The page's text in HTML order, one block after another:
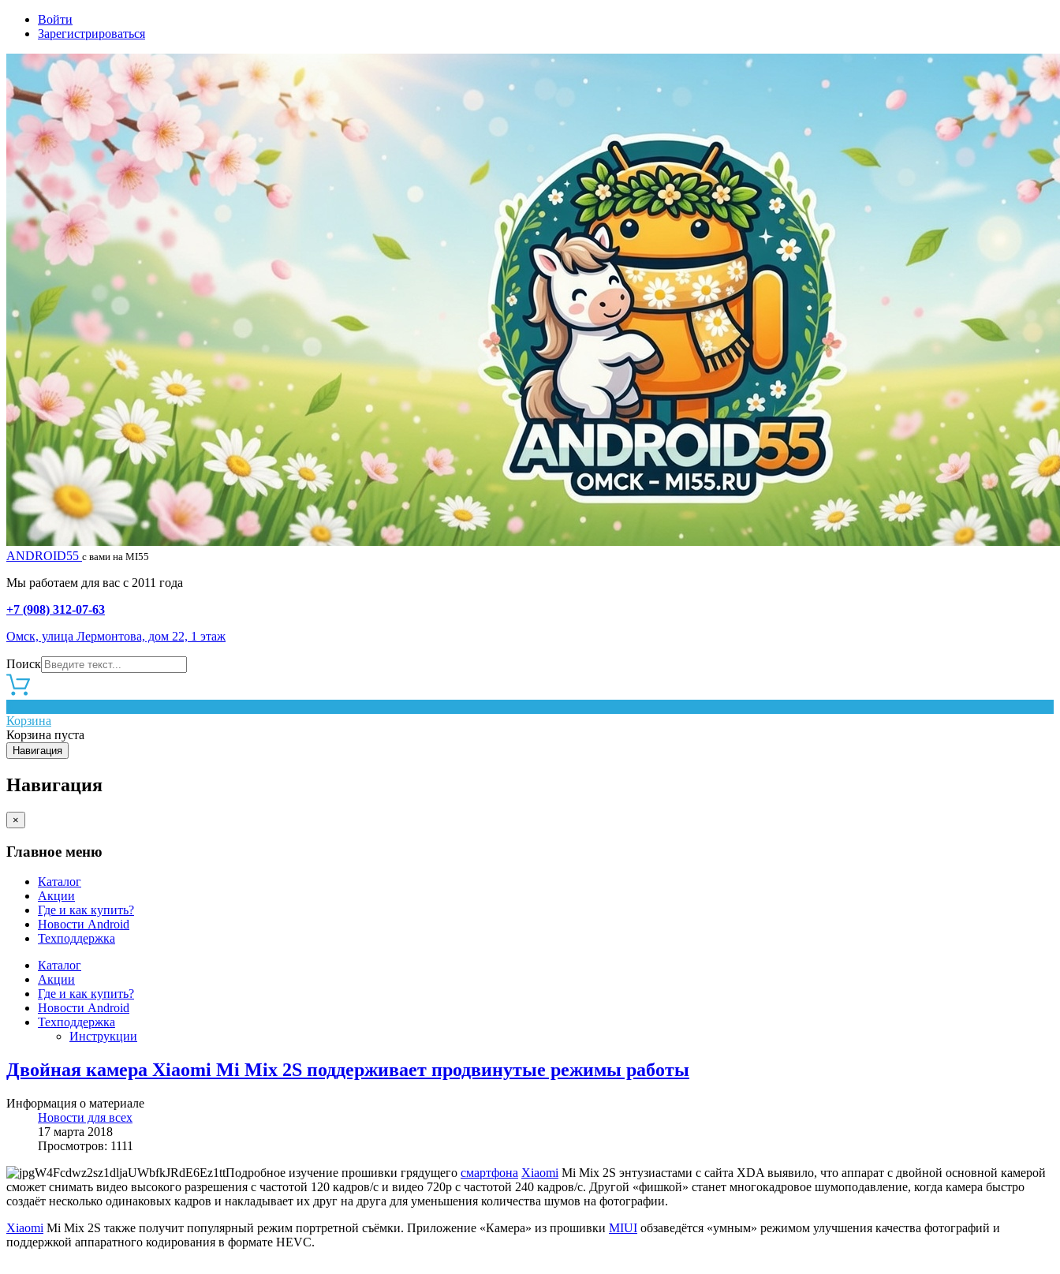
Войти
Зарегистрироваться
ANDROID55 с вами на MI55
Мы работаем для вас с 2011 года
+7 (908) 312-07-63
Омск, улица Лермонтова, дом 22, 1 этаж
Поиск
Корзина
Корзина пуста
Навигация
Навигация
×
Главное меню
Каталог
Акции
Где и как купить?
Новости Android
Техподдержка
Каталог
Акции
Где и как купить?
Новости Android
Техподдержка
Инструкции
Двойная камера Xiaomi Mi Mix 2S поддерживает продвинутые режимы работы
Информация о материале
Новости для всех
17 марта 2018
Просмотров: 1111
Подробное изучение прошивки грядущего смартфона Xiaomi Mi Mix 2S энтузиастами с сайта XDA выявило, что аппарат с двойной основной камерой
сможет снимать видео высокого разрешения с частотой 120 кадров/с и видео 720р с частотой 240 кадров/с. Другой «фишкой» станет многокадровое шумоподавление, когда камера быстро
создаёт несколько одинаковых кадров и накладывает их друг на друга для уменьшения количества шумов на фотографии.
Xiaomi Mi Mix 2S также получит популярный режим портретной съёмки. Приложение «Камера» из прошивки MIUI обзаведётся «умным» режимом улучшения качества фотографий и
поддержкой аппаратного кодирования в формате HEVC.